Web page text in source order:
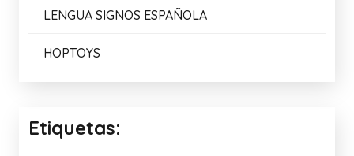
LENGUA SIGNOS ESPAÑOLA
HOPTOYS
Etiquetas: